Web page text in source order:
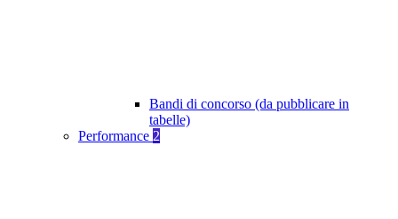
Bandi di concorso (da pubblicare in
tabelle)
Performance 2